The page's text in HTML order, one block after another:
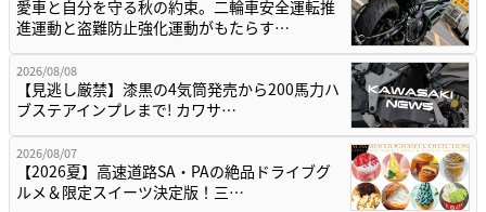
愛車と自分を守る秋の約束。二輪車安全運転推
進運動と盗難防止強化運動がもたらす…
2026/08/08
【見逃し厳禁】漆黒の4気筒発売から200馬力ハ
ブステアインプレまで! カワサ…
2026/08/07
【2026夏】高速道路SA・PAの絶品ドライブグ
ルメ＆限定スイーツ決定版！三…